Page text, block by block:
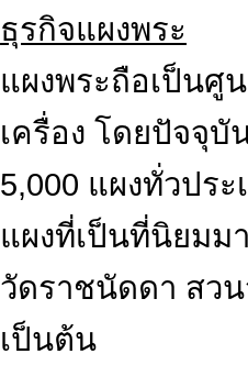
ธุรกิจแผงพระ
แผงพระถือเป็นศู
เครื่อง โดยปัจจุบั
5,000 แผงทั่วปร
แผงที่เป็นที่นิยมม
วัดราชนัดดา สว
เป็นต้น